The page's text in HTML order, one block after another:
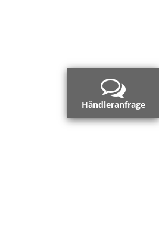
Händleranfrage